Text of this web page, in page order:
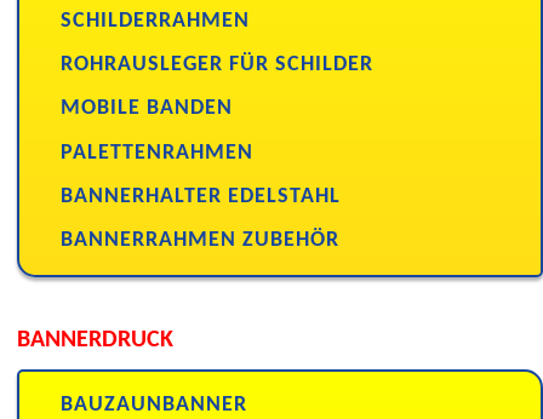
SCHILDERRAHMEN
ROHRAUSLEGER FÜR SCHILDER
MOBILE BANDEN
PALETTENRAHMEN
BANNERHALTER EDELSTAHL
BANNERRAHMEN ZUBEHÖR
BANNERDRUCK
BAUZAUNBANNER